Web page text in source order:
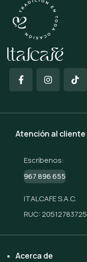
Atención al cliente
Escríbenos:
967 896 655
ITALCAFE S.A.C.
RUC: 20512783725
Acerca de